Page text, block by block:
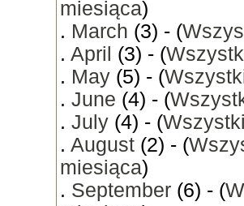
miesiąca)
. March (3) - (
. April (3) - (
. May (5) - (
. June (4) - (
. July (4) - (
. August (2) - (
miesiąca)
. September (6) - (